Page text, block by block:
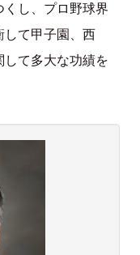
くし、プロ野球界
して甲子園、西
て多大な功績を